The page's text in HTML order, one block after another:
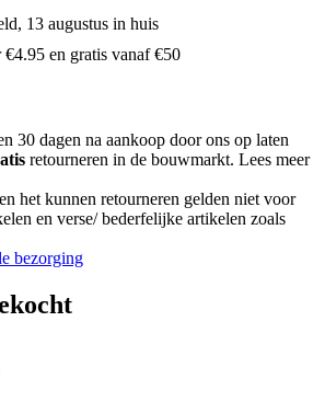
13 augustus in huis
en gratis vanaf €50
30 dagen na aankoop door ons op laten
retourneren in de bouwmarkt. Lees meer
het kunnen retourneren gelden niet voor
en verse/ bederfelijke artikelen zoals
bezorging